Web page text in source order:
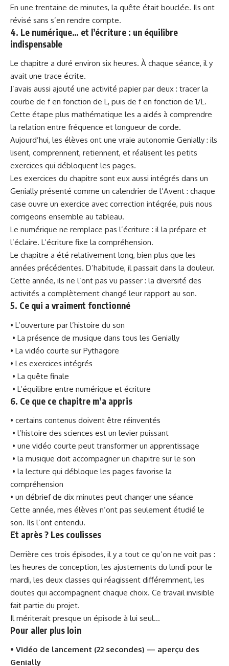
En une trentaine de minutes, la quête était bouclée. Ils ont
révisé sans s’en rendre compte.
4. Le numérique… et l’écriture : un équilibre
indispensable
Le chapitre a duré environ six heures. À chaque séance, il y
avait une trace écrite.
J’avais aussi ajouté une activité papier par deux : tracer la
courbe de f en fonction de L, puis de f en fonction de 1/L.
Cette étape plus mathématique les a aidés à comprendre
la relation entre fréquence et longueur de corde.
Aujourd’hui, les élèves ont une vraie autonomie Genially : ils
lisent, comprennent, retiennent, et réalisent les petits
exercices qui débloquent les pages.
Les exercices du chapitre sont eux aussi intégrés dans un
Genially présenté comme un calendrier de l’Avent : chaque
case ouvre un exercice avec correction intégrée, puis nous
corrigeons ensemble au tableau.
Le numérique ne remplace pas l’écriture : il la prépare et
l’éclaire. L’écriture fixe la compréhension.
Le chapitre a été relativement long, bien plus que les
années précédentes. D’habitude, il passait dans la douleur.
Cette année, ils ne l’ont pas vu passer : la diversité des
activités a complètement changé leur rapport au son.
5. Ce qui a vraiment fonctionné
• L’ouverture par l’histoire du son
• La présence de musique dans tous les Genially
• La vidéo courte sur Pythagore
• Les exercices intégrés
• La quête finale
• L’équilibre entre numérique et écriture
6. Ce que ce chapitre m’a appris
• certains contenus doivent être réinventés
• l’histoire des sciences est un levier puissant
• une vidéo courte peut transformer un apprentissage
• la musique doit accompagner un chapitre sur le son
• la lecture qui débloque les pages favorise la
compréhension
• un débrief de dix minutes peut changer une séance
Cette année, mes élèves n’ont pas seulement étudié le
son. Ils l’ont entendu.
Et après ? Les coulisses
Derrière ces trois épisodes, il y a tout ce qu’on ne voit pas :
les heures de conception, les ajustements du lundi pour le
mardi, les deux classes qui réagissent différemment, les
doutes qui accompagnent chaque choix. Ce travail invisible
fait partie du projet.
Il mériterait presque un épisode à lui seul…
Pour aller plus loin
• Vidéo de lancement (22 secondes) — aperçu des
Genially